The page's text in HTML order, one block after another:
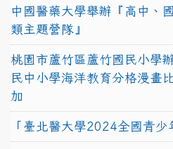
中國醫藥大學舉辦『高中、
類主題營隊』
桃園市蘆竹區蘆竹國民小學
民中小學海洋教育分格漫畫
加
「臺北醫大學2024全國青少